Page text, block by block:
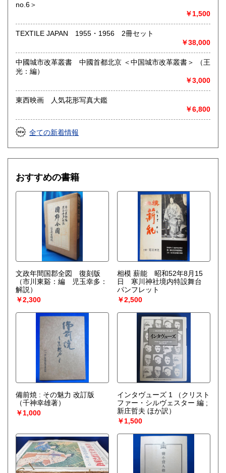
no.6＞
￥1,500
TEXTILE JAPAN 1955・1956 2冊セット
￥38,000
中國城市改革叢書 中國首都北京 ＜中国城市改革叢書＞ （王
光：編）
￥3,000
東西映画 人気花形写真大鑑
￥6,800
全ての新着情報
おすすめの書籍
文政年間国郡全図 復刻版
（市川東谿：編 児玉幸多：
解説）
￥2,300
相模 薪能 昭和52年8月15
日 寒川神社境内特設舞台
パンフレット
￥2,500
備前焼 : その魅力 改訂版
（千神幸雄著）
￥1,000
インタヴューズ 1
（クリスト
ファー・シルヴェスター 編 ;
新庄哲夫 ほか訳）
￥1,500